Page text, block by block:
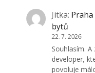
Jitka:
bytů
22. 7. 2026
Souhlasím.
developer,
povoluje